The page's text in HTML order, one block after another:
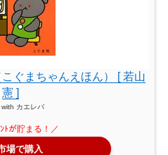
ぐまちゃんえほん） [ 若山
憲 ]
カエレバ
場で購入